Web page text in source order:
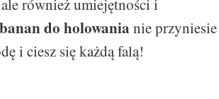
również umiejętności i
banan do holowania nie przyniesie
i ciesz się każdą falą!